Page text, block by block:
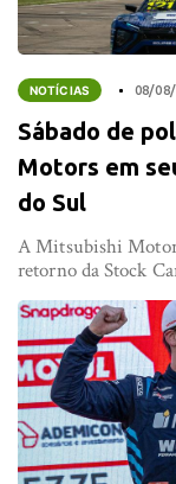
NOTÍCIAS 08/
Sábado de
Motors em
do Sul
A Mitsubishi
retorno da Stock